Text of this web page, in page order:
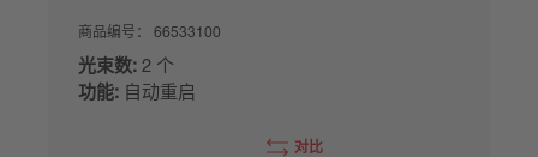
商品编号： 66533100
光束数: 2 个
功能: 自动重启
对比